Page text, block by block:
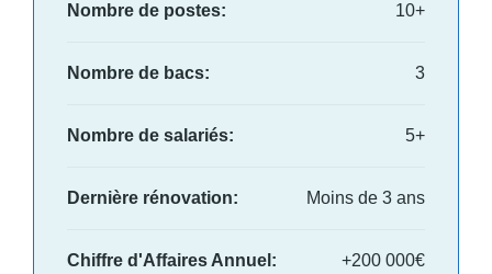
Nombre de postes: 10+
Nombre de bacs: 3
Nombre de salariés: 5+
Dernière rénovation: Moins de 3 ans
Chiffre d'Affaires Annuel: +200 000€